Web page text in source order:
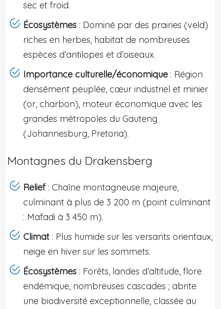
sec et froid.
Écosystèmes : Dominé par des prairies (veld)
riches en herbes, habitat de nombreuses
espèces d’antilopes et d’oiseaux.
Importance culturelle/économique : Région
densément peuplée, cœur industriel et minier
(or, charbon), moteur économique avec les
grandes métropoles du Gauteng
(Johannesburg, Pretoria).
Montagnes du Drakensberg
Relief: Chaîne montagneuse majeure,
culminant à plus de 3 200 m (point culminant
: Mafadi à 3 450 m).
Climat: Plus humide sur les versants orientaux,
neige en hiver sur les sommets.
Écosystèmes : Forêts, landes d’altitude, flore
endémique, nombreuses cascades ; abrite
une biodiversité exceptionnelle, classée au